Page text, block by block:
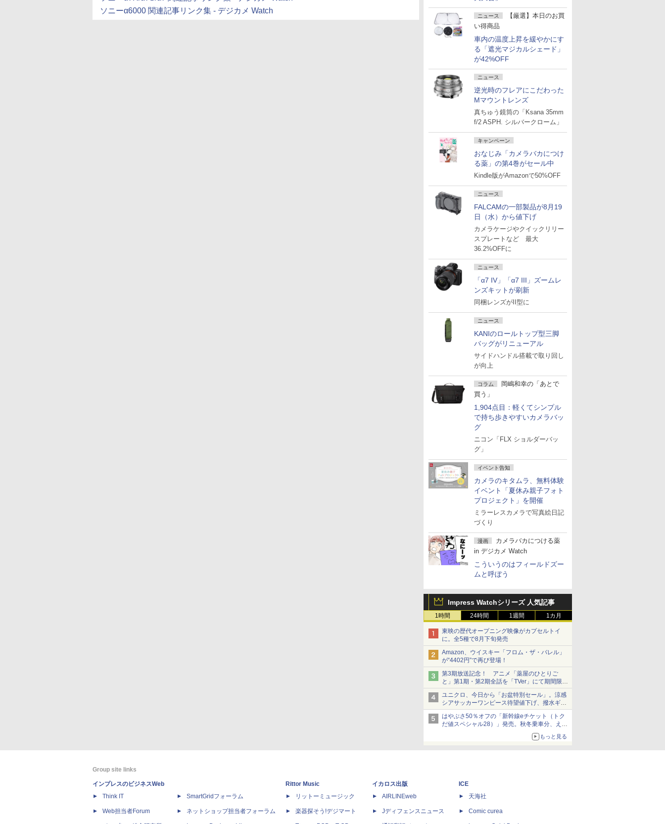
ニュース
【厳選】本日のお買
い得商品
車内の温度上昇を緩やかにす
る「遮光マジカルシェード」
が42%OFF
ニュース
逆光時のフレアにこだわった
Mマウントレンズ
真ちゅう鏡筒の「Ksana 35mm
f/2 ASPH. シルバークローム」
キャンペーン
おなじみ「カメラバカにつけ
る薬」の第4巻がセール中
Kindle版がAmazonで50%OFF
ニュース
FALCAMの一部製品が8月19
日（水）から値下げ
カメラケージやクイックリリー
スプレートなど 最大
36.2%OFFに
ニュース
「α7 IV」「α7 III」ズームレ
ンズキットが刷新
同梱レンズがII型に
ニュース
KANIのロールトップ型三脚
バッグがリニューアル
サイドハンドル搭載で取り回し
が向上
コラム
岡嶋和幸の「あとで
買う」
1,904点目：軽くてシンプル
で持ち歩きやすいカメラバッ
グ
ニコン「FLX ショルダーバッ
グ」
イベント告知
カメラのキタムラ、無料体験
イベント「夏休み親子フォト
プロジェクト」を開催
ミラーレスカメラで写真絵日記
づくり
漫画
カメラバカにつける薬
in デジカメ Watch
こういうのはフィールドズー
ムと呼ぼう
Impress Watchシリーズ 人気記事
1時間 24時間 1週間 1カ月
東映の歴代オープニング映像がカプセルトイ
に。全5種で8月下旬発売
Amazon、ウイスキー「フロム・ザ・バレル」
が“4402円”で再び登場！
第3期放送記念！ アニメ「薬屋のひとりご
と」第1期・第2期全話を「TVer」にて期間限定
で順次無料配信開始
ユニクロ、今日から「お盆特別セール」。涼感
シアサッカーワンピース待望値下げ、撥水ギア
ショーツは1990円に
はやぶさ50％オフの「新幹線eチケット（トク
だ値スペシャル28）」発売。秋冬乗車分、えき
もっと見る
ソニーα6000 関連記事リンク集 - デジカメ Watch
Group site links
インプレスのビジネスWeb
Think IT
Web担当者Forum
SmartGridフォーラム
ネットショップ担当者フォーラム
Rittor Music
リットーミュージック
楽器探そう!デジマート
イカロス出版
AIRLINEweb
Jディフェンスニュース
ICE
天海社
Comic curea